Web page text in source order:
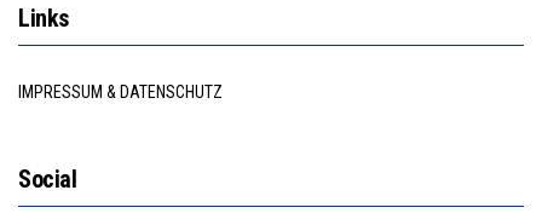
Links
IMPRESSUM & DATENSCHUTZ
Social